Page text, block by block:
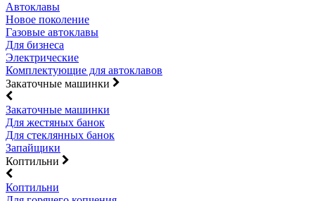
Автоклавы
Новое поколение
Газовые автоклавы
Для бизнеса
Электрические
Комплектующие для автоклавов
Закаточные машинки
Закаточные машинки
Для жестяных банок
Для стеклянных банок
Запайщики
Коптильни
Коптильни